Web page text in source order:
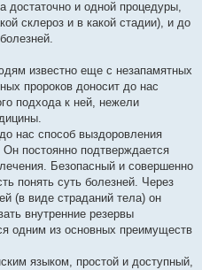
достаточно и одной процедуры,
склероз и в какой стадии), и до
известно еще с незапамятных
пророков доносит до нас
подхода к ней, нежели
нас способ выздоровления
постоянно подтверждается
Безопасный и совершенно
понять суть болезней. Через
(в виде страданий тела) он
внутренние резервы
одним из основных преимуществ
языком, простой и доступный,